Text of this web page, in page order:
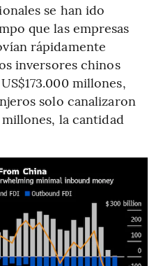
se han ido
que las empresas
rápidamente
inversores chinos
millones,
solo canalizaron
la cantidad